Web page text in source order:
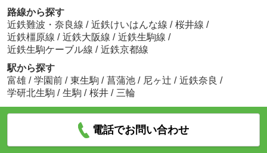
路線から探す
近鉄難波・奈良線 / 近鉄けいはんな線 / 桜井線 /
近鉄橿原線 / 近鉄大阪線 / 近鉄生駒線 /
近鉄生駒ケーブル線 / 近鉄京都線
駅から探す
富雄 / 学園前 / 東生駒 / 菖蒲池 / 尼ヶ辻 / 近鉄奈良 /
学研北生駒 / 生駒 / 桜井 / 三輪
電話でお問い合わせ